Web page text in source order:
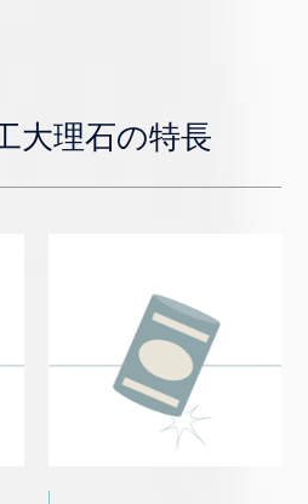
大理石の特長